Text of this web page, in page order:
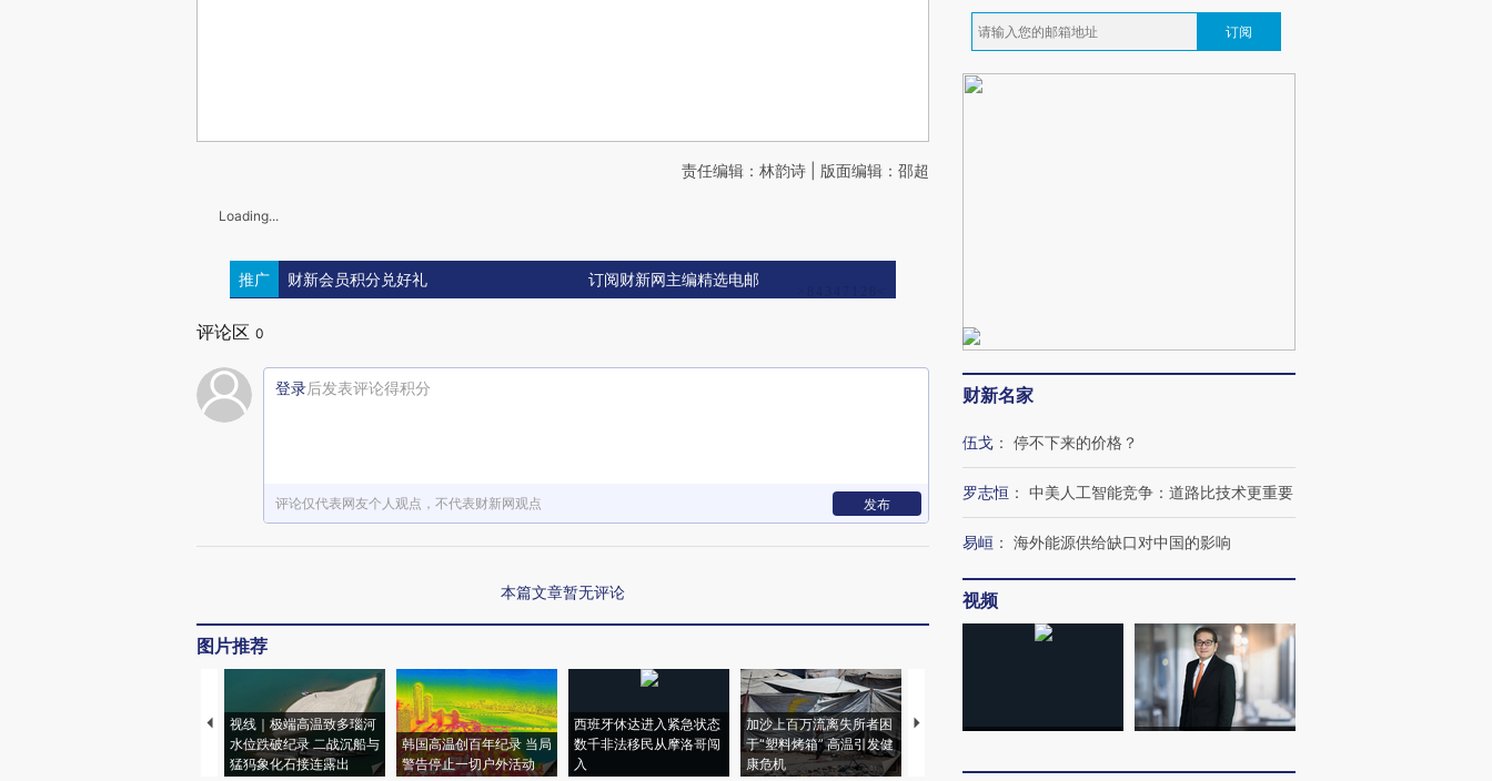
责任编辑：林韵诗 | 版面编辑：邵超
Loading...
推广 财新会员积分兑好礼 订阅财新网主编精选电邮
评论区 0
登录后发表评论得积分
评论仅代表网友个人观点，不代表财新网观点 发布
本篇文章暂无评论
图片推荐
视线｜极端高温致多瑙河
水位跌破纪录 二战沉船与
猛犸象化石接连露出
韩国高温创百年纪录 当局
警告停止一切户外活动
西班牙休达进入紧急状态
数千非法移民从摩洛哥闯
入
加沙上百万流离失所者困
于“塑料烤箱” 高温引发健
康危机
视线｜HYROX的吸金
马航飞行员跨国走私7万
视线｜被称为“蟑螂”的印
订阅
财新名家
伍戈 ： 停不下来的价格？
罗志恒 ： 中美人工智能竞争：道路比技术更重要
易峘 ： 海外能源供给缺口对中国的影响
视频